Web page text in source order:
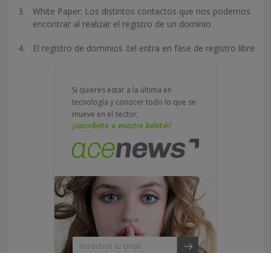
White Paper: Los distintos contactos que nos podemos
encontrar al realizar el registro de un dominio
El registro de dominios .tel entra en fase de registro libre
Si quieres estar a la última en
tecnología y conocer todo lo que se
mueve en el sector,
¡suscríbete a nuestro boletín!